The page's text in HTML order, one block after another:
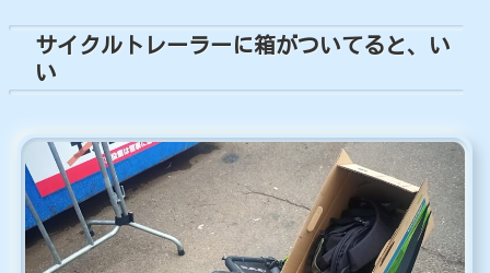
サイクルトレーラーに箱がついてると、い
い